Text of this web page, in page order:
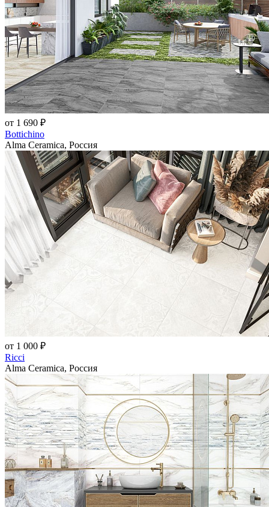
от 1 690 ₽
Bottichino
Alma Ceramica, Россия
от 1 000 ₽
Ricci
Alma Ceramica, Россия